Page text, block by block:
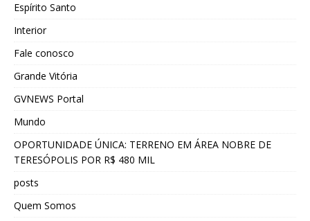
Espírito Santo
Interior
Fale conosco
Grande Vitória
GVNEWS Portal
Mundo
OPORTUNIDADE ÚNICA: TERRENO EM ÁREA NOBRE DE
TERESÓPOLIS POR R$ 480 MIL
posts
Quem Somos